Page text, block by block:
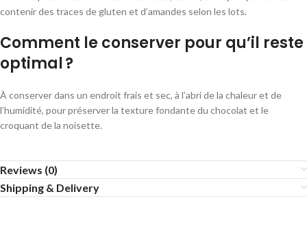
contenir des traces de gluten et d’amandes selon les lots.
Comment le conserver pour qu’il reste
optimal ?
À conserver dans un endroit frais et sec, à l’abri de la chaleur et de
l’humidité, pour préserver la texture fondante du chocolat et le
croquant de la noisette.
Reviews (0)
Shipping & Delivery